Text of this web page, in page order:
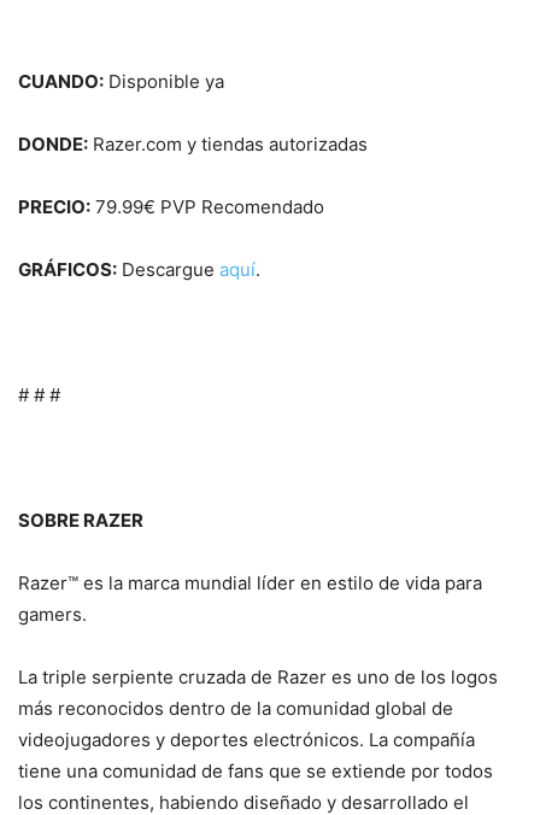
CUANDO: Disponible ya
DONDE: Razer.com y tiendas autorizadas
PRECIO: 79.99€ PVP Recomendado
GRÁFICOS: Descargue aquí.
# # #
SOBRE RAZER
Razer™ es la marca mundial líder en estilo de vida para
gamers.
La triple serpiente cruzada de Razer es uno de los logos
más reconocidos dentro de la comunidad global de
videojugadores y deportes electrónicos. La compañía
tiene una comunidad de fans que se extiende por todos
los continentes, habiendo diseñado y desarrollado el